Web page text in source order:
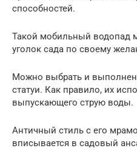
способностей.
Такой мобильный водопад
уголок сада по своему
Можно выбрать и
статуи. Как правило, их
выпускающего струю воды.
Античный стиль с его
вписывается в садовый